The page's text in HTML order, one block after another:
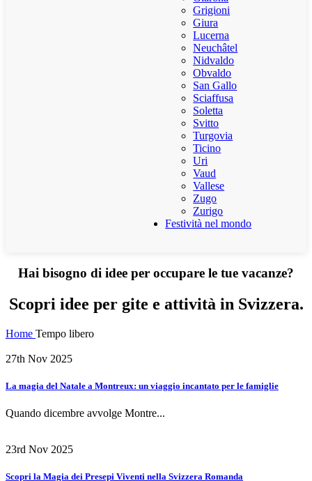
Grigioni
Giura
Lucerna
Neuchâtel
Nidvaldo
Obvaldo
San Gallo
Sciaffusa
Soletta
Svitto
Turgovia
Ticino
Uri
Vaud
Vallese
Zugo
Zurigo
Festività nel mondo
Hai bisogno di idee per occupare le tue vacanze?
Scopri idee per gite e attività in Svizzera.
Home Tempo libero
27th Nov 2025
La magia del Natale a Montreux: un viaggio incantato per le famiglie
Quando dicembre avvolge Montre...
23rd Nov 2025
Scopri la Magia dei Presepi Viventi nella Svizzera Romanda